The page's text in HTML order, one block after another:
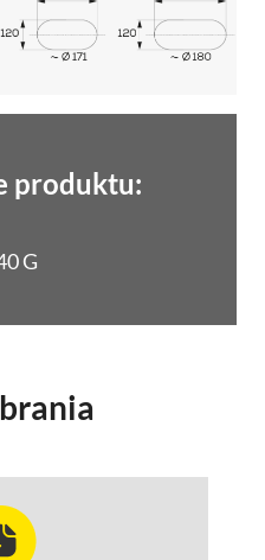
produktu:
G